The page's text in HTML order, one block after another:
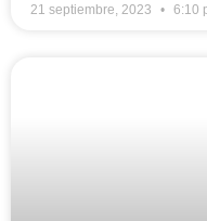
21 septiembre, 2023 6:10